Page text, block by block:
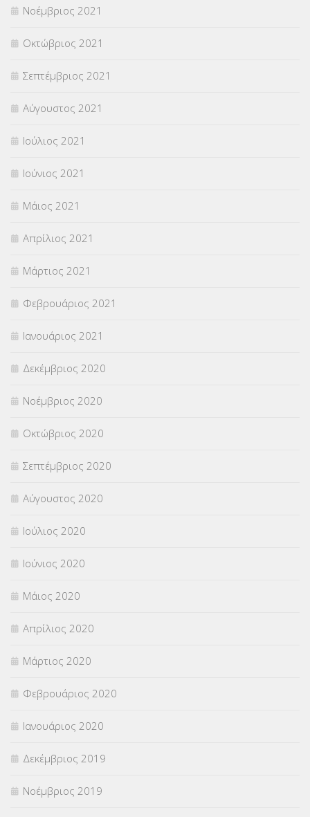
Νοέμβριος 2021
Οκτώβριος 2021
Σεπτέμβριος 2021
Αύγουστος 2021
Ιούλιος 2021
Ιούνιος 2021
Μάιος 2021
Απρίλιος 2021
Μάρτιος 2021
Φεβρουάριος 2021
Ιανουάριος 2021
Δεκέμβριος 2020
Νοέμβριος 2020
Οκτώβριος 2020
Σεπτέμβριος 2020
Αύγουστος 2020
Ιούλιος 2020
Ιούνιος 2020
Μάιος 2020
Απρίλιος 2020
Μάρτιος 2020
Φεβρουάριος 2020
Ιανουάριος 2020
Δεκέμβριος 2019
Νοέμβριος 2019